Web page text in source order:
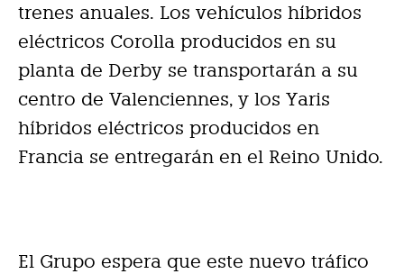
trenes anuales. Los vehículos híbridos
eléctricos Corolla producidos en su
planta de Derby se transportarán a su
centro de Valenciennes, y los Yaris
híbridos eléctricos producidos en
Francia se entregarán en el Reino Unido.
El Grupo espera que este nuevo tráfico